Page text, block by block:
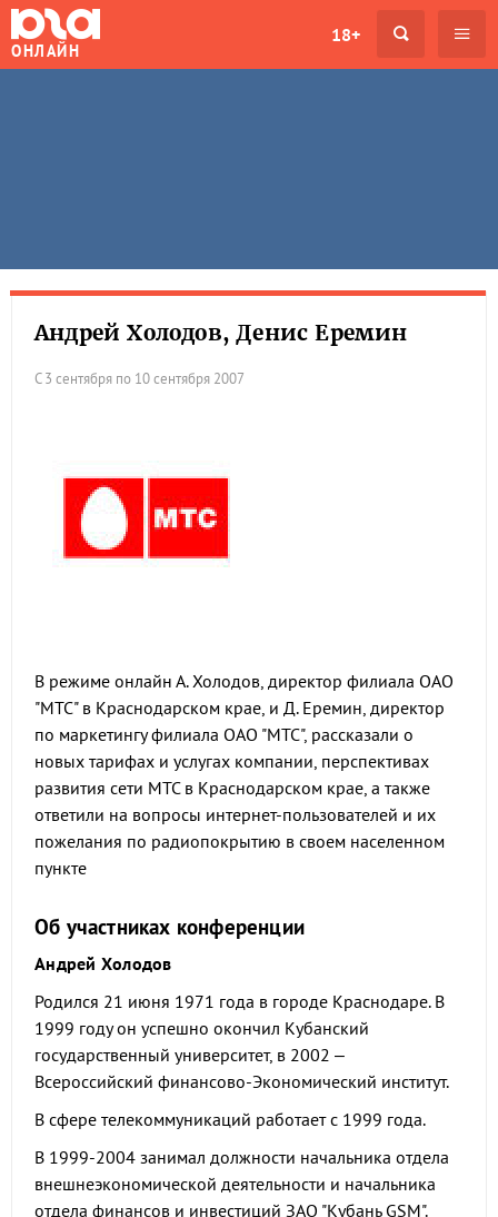
ОНЛАЙН
18+
Андрей Холодов, Денис Еремин
С 3 сентября по 10 сентября 2007
В режиме онлайн А. Холодов, директор филиала ОАО
"МТС" в Краснодарском крае, и Д. Еремин, директор
по маркетингу филиала ОАО "МТС", рассказали о
новых тарифах и услугах компании, перспективах
развития сети МТС в Краснодарском крае, а также
ответили на вопросы интернет-пользователей и их
пожелания по радиопокрытию в своем населенном
пункте
Об участниках конференции
Андрей Холодов
Родился 21 июня 1971 года в городе Краснодаре. В
1999 году он успешно окончил Кубанский
государственный университет, в 2002 –
Всероссийский финансово-Экономический институт.
В сфере телекоммуникаций работает с 1999 года.
В 1999-2004 занимал должности начальника отдела
внешнеэкономической деятельности и начальника
отдела финансов и инвестиций ЗАО "Кубань GSM".